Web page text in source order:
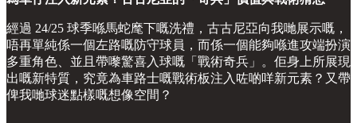
經過 24/25 球季喺馬蛇麾下嘅洗禮，古古尼亞向我哋展示嘅，
唔再單純係一個左路嘅防守球員，而係一個能夠喺進攻端扮演
多重角色、並且帶嚟驚喜入球嘅「戰術奇兵」。佢身上所展現
出嘅新特質，究竟為車路士嘅戰術板注入咗啲咩新元素？又帶
俾我哋球迷點樣嘅想像空間？